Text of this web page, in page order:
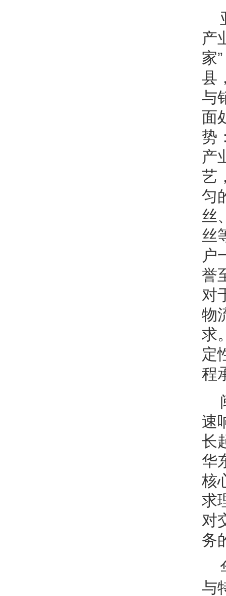
产
家
县
与
面
势
产
艺
匀
丝
丝
户
誉
对
物
求
定
程
速
长
华
核
求
对
务
与